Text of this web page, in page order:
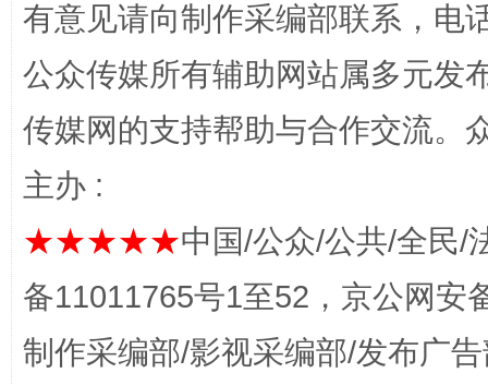
有意见请向制作采编部联系，电
公众传媒所有辅助网站属多元发
传媒网的支持帮助与合作交流。
主办 :
★★★★★中国/公众/公共/全民/
备11011765号1至52，京公网安
制作采编部/影视采编部/发布广